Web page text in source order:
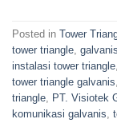
Posted in Tower
tower triangle,
instalasi tower triangle,
tower triangle galvanis,
triangle, PT. Visiotek
komunikasi galvanis,